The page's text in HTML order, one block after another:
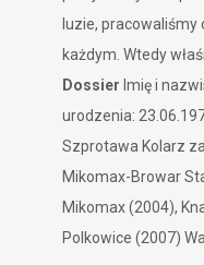
Dossier Imię i
urodzenia:
Szprotawa Kolarz
Mikomax-Browar
Mikomax (2004),
Polkowice (2007)